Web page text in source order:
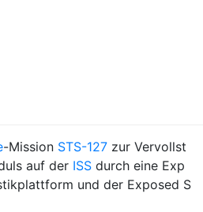
-Mission STS-127 zur Vervollst
auf der ISS durch eine Exp
und der Exposed S